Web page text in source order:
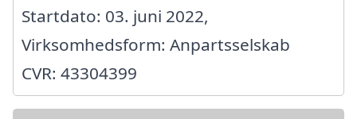
Startdato: 03. juni 2022,
Virksomhedsform: Anpartsselskab
CVR: 43304399